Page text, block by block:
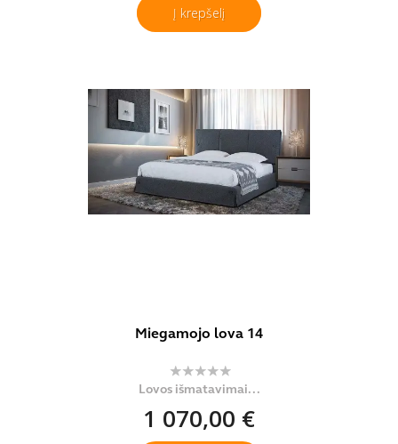
Į krepšelį
Miegamojo lova 14
Lovos išmatavimai...
1 070,00 €